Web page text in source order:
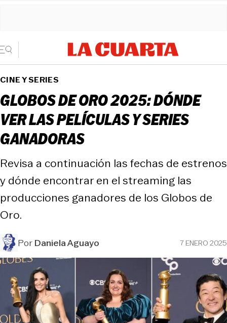
CINE Y SERIES
GLOBOS DE ORO 2025: DÓNDE
VER LAS PELÍCULAS Y SERIES
GANADORAS
Revisa a continuación las fechas de estrenos
y dónde encontrar en el streaming las
producciones ganadores de los Globos de
Oro.
PorDaniela Aguayo 7 ENERO 2025